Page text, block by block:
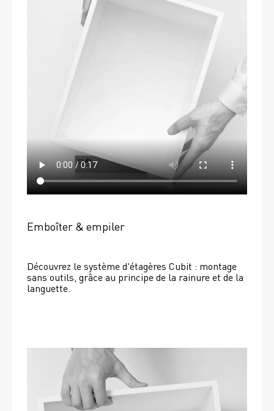
Emboîter & empiler
Découvrez le système d'étagères Cubit : montage
sans outils, grâce au principe de la rainure et de la
languette.